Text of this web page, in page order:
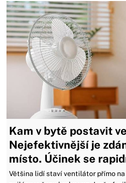
Kam v bytě postavit
Nejefektivnější je
místo. Účinek se
Většina lidí staví ventilátor přímo